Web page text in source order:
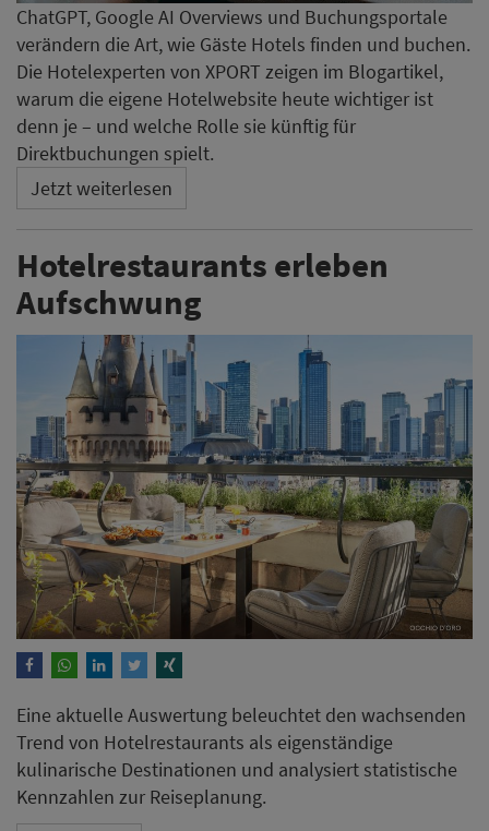
ChatGPT, Google AI Overviews und Buchungsportale
verändern die Art, wie Gäste Hotels finden und buchen.
Die Hotelexperten von XPORT zeigen im Blogartikel,
warum die eigene Hotelwebsite heute wichtiger ist
denn je – und welche Rolle sie künftig für
Direktbuchungen spielt.
Jetzt weiterlesen
Hotelrestaurants erleben
Aufschwung
Eine aktuelle Auswertung beleuchtet den wachsenden
Trend von Hotelrestaurants als eigenständige
kulinarische Destinationen und analysiert statistische
Kennzahlen zur Reiseplanung.